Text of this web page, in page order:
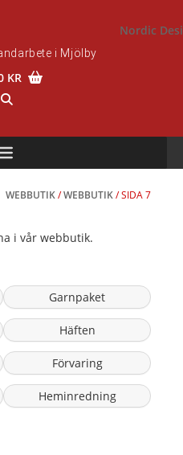
i Mjölby
KR
WEBBUTIK/WEBBUTIK/ SIDA 7
i vår webbutik.
Garnpaket
Häften
Förvaring
Heminredning